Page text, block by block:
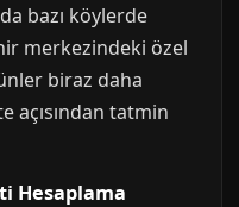
bazı köylerde
merkezindeki özel
biraz daha
açısından tatmin
Hesaplama